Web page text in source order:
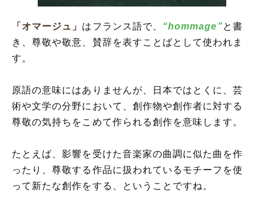
「オマージュ」の英語
「オマージュ」の対義語
「オマージュ」と「リスペクト」の違い
「オマージュ」 はフランス語で、 “hommage”と書
き、尊敬や敬意、賛辞を表すことばとして使われま
す。
原語の意味にはありませんが、日本ではとくに、芸
術や文学の分野において、創作物や創作者に対する
尊敬の気持ちをこめて作られる創作を意味します。
たとえば、影響を受けた音楽家の曲調に似た曲を作
ったり、尊敬する作品に扱われているモチーフを使
って新たな創作をする、ということですね。